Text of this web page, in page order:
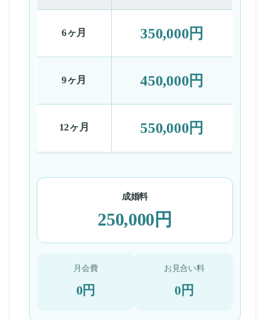
6ヶ月 350,000円
9ヶ月 450,000円
12ヶ月 550,000円
成婚料
250,000円
月会費
0円
お見合い料
0円